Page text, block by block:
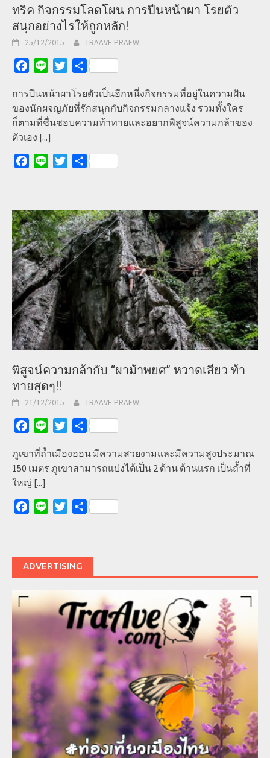
ทริค กิจกรรมโลดโผน การปีนหน้าผา โรยตัว
สนุกอย่างไรให้ถูกหลัก!
25/12/2015 TRAAVE PRAEW
Facebook
Line TwitterShare
การปีนหน้าผาโรยตัวเป็นอีกหนึ่งกิจกรรมที่อยู่ในความฝัน
ของนักผจญภัยที่รักสนุกกับกิจกรรมกลางแจ้ง รวมทั้งใคร
ก็ตามที่ชื่นชอบความท้าทายและอยากพิสูจน์ความกล้าของ
ตัวเอง [...]
Facebook
Line TwitterShare
พิสูจน์ความกล้ากับ “ผาม้าพยศ” หวาดเสียว ท้า
ทายสุดๆ!!
21/12/2015 TRAAVE PRAEW
Facebook
Line TwitterShare
ภูเขาที่ถ้ำเมืองออน มีความสวยงามและมีความสูงประมาณ
150 เมตร ภูเขาสามารถแบ่งได้เป็น 2 ด้าน ด้านแรก เป็นถ้ำที่
ใหญ่ [...]
Facebook
Line TwitterShare
ADVERTISING